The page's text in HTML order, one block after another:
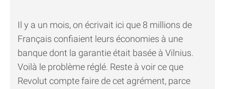
Il y a un mois, on écrivait ici que 8 millions de
Français confiaient leurs économies à une
banque dont la garantie était basée à Vilnius.
Voilà le problème réglé. Reste à voir ce que
Revolut compte faire de cet agrément, parce